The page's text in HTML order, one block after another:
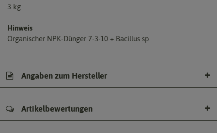
3 kg
Hinweis
Organischer NPK-Dünger 7-3-10 + Bacillus sp.
Angaben zum Hersteller
Artikelbewertungen